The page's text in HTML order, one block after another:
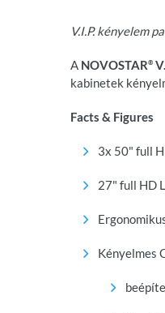
V.I.P. kényelem
A NOVOSTAR®
kabinetek
Facts & Figures
3x 50" full
27" full HD
Kényelmes